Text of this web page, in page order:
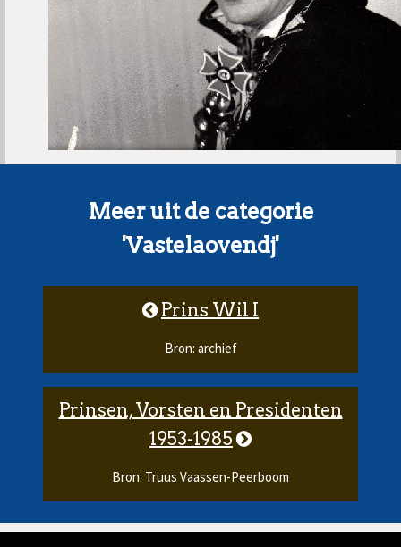
Meer uit de categorie
'Vastelaovendj'
Prins Wil I
Bron: archief
Prinsen, Vorsten en Presidenten
1953-1985
Bron: Truus Vaassen-Peerboom